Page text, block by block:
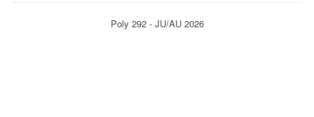
Poly 292 - JU/AU 2026